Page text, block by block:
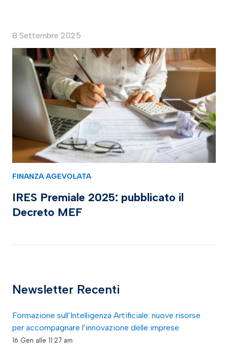
8 Settembre 2025
FINANZA AGEVOLATA
IRES Premiale 2025: pubblicato il
Decreto MEF
Newsletter Recenti
Formazione sull’Intelligenza Artificiale: nuove risorse
per accompagnare l’innovazione delle imprese
16 Gen alle 11:27 am